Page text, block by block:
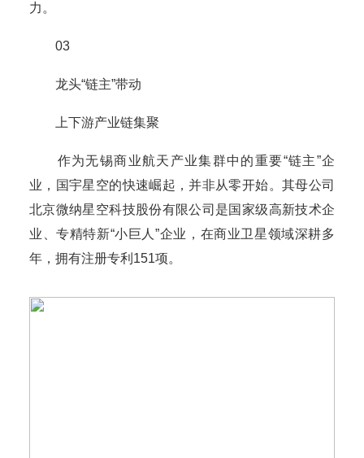
力。
03
龙头“链主”带动
上下游产业链集聚
作为无锡商业航天产业集群中的重要“链主”企
业，国宇星空的快速崛起，并非从零开始。其母公司
北京微纳星空科技股份有限公司是国家级高新技术企
业、专精特新“小巨人”企业，在商业卫星领域深耕多
年，拥有注册专利151项。